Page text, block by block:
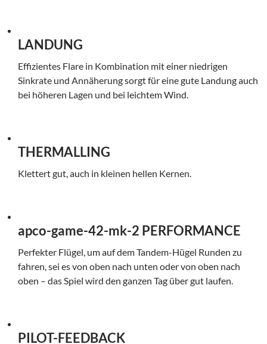
LANDUNG
Effizientes Flare in Kombination mit einer niedrigen
Sinkrate und Annäherung sorgt für eine gute Landung auch
bei höheren Lagen und bei leichtem Wind.
THERMALLING
Klettert gut, auch in kleinen hellen Kernen.
apco-game-42-mk-2 PERFORMANCE
Perfekter Flügel, um auf dem Tandem-Hügel Runden zu
fahren, sei es von oben nach unten oder von oben nach
oben – das Spiel wird den ganzen Tag über gut laufen.
PILOT-FEEDBACK